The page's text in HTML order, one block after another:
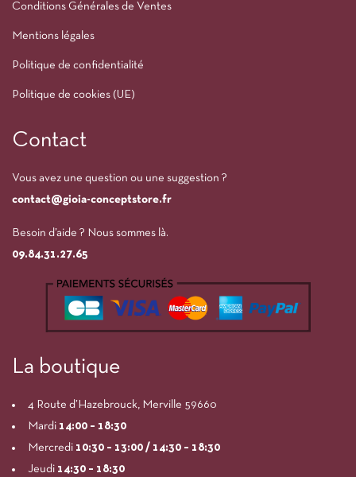
Conditions Générales de Ventes
Mentions légales
Politique de confidentialité
Politique de cookies (UE)
Contact
Vous avez une question ou une suggestion ?
contact@gioia-conceptstore.fr
Besoin d’aide ? Nous sommes là.
09.84.31.27.65
La boutique
4 Route d’Hazebrouck, Merville 59660
Mardi 14:00 – 18:30
Mercredi 10:30 – 13:00 / 14:30 – 18:30
Jeudi 14:30 – 18:30